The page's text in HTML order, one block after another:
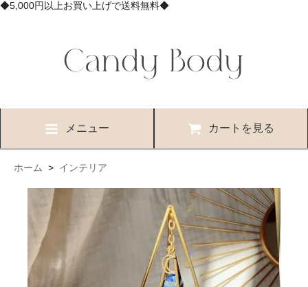
◆5,000円以上お買い上げで送料無料◆
メニュー カートを見る
ホーム > インテリア